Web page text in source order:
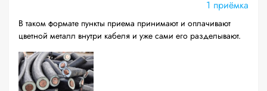
1 приёмка
В таком формате пункты приема принимают и оплачивают
цветной металл внутри кабеля и уже сами его разделывают.